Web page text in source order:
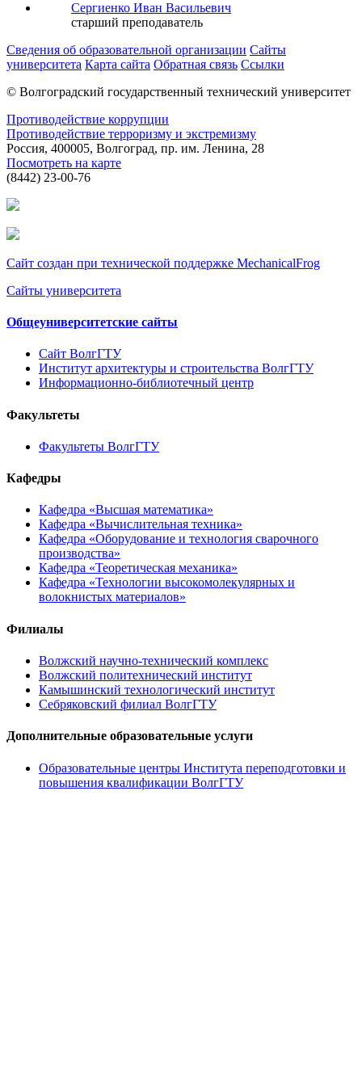
Сергиенко Иван Васильевич
старший преподаватель
Сведения об образовательной организации Сайты
университета Карта сайта Обратная связь Ссылки
© Волгоградский государственный технический университет
Противодействие коррупции
Противодействие терроризму и экстремизму
Россия, 400005, Волгоград, пр. им. Ленина, 28
Посмотреть на карте
(8442) 23-00-76
Сайт создан при технической поддержке MechanicalFrog
Сайты университета
Общеуниверситетские сайты
Сайт ВолгГТУ
Институт архитектуры и строительства ВолгГТУ
Информационно-библиотечный центр
Факультеты
Факультеты ВолгГТУ
Кафедры
Кафедра «Высшая математика»
Кафедра «Вычислительная техника»
Кафедра «Оборудование и технология сварочного
производства»
Кафедра «Теоретическая механика»
Кафедра «Технологии высокомолекулярных и
волокнистых материалов»
Филиалы
Волжский научно-технический комплекс
Волжский политехнический институт
Камышинский технологический институт
Себряковский филиал ВолгГТУ
Дополнительные образовательные услуги
Образовательные центры Института переподготовки и
повышения квалификации ВолгГТУ